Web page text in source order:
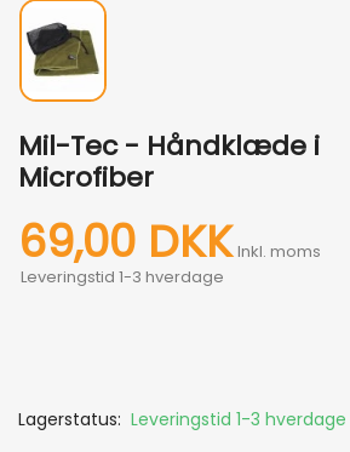
Mil-Tec - Håndklæde i
Microfiber
69,00 DKK Inkl. moms
Leveringstid 1-3 hverdage
Lagerstatus: Leveringstid 1-3 hverdage